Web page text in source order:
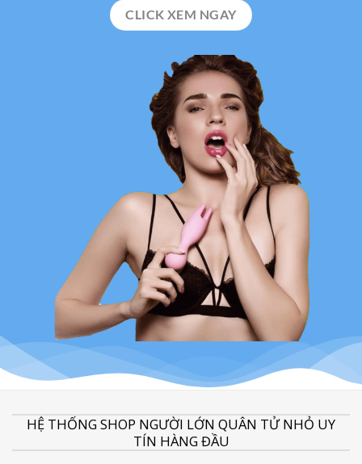
CLICK XEM NGAY
HỆ THỐNG SHOP NGƯỜI LỚN QUÂN TỬ NHỎ UY
TÍN HÀNG ĐẦU